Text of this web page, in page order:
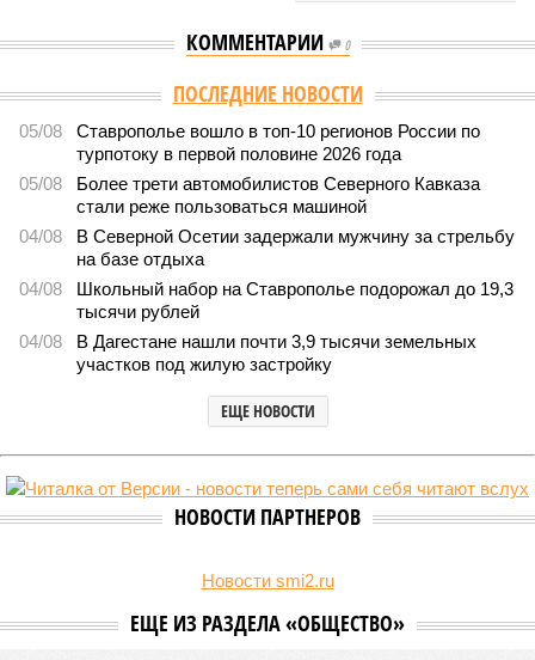
КОММЕНТАРИИ 0
Версия //Общество //
В Дагестане после ливней 18 сёл остаются без
В Дагестане после ливней 18 сёл остаются без
транспортного сообщения
Отрезанные от большой земли
В Дагестане после ливней 18 сёл остаются без транспортного сообщения
(фото: Министерство транспорта и дорожного хозяйства Республики
Министерство транспорта Республики Дагестан обнародовало
актуальную сводку о ходе ликвидации последствий мощных
Согласно официальным данным на 13 июля, дорожным
службам удалось восстановить транспортное сообщение
на 17 ранее пострадавших участках автомобильных дорог,